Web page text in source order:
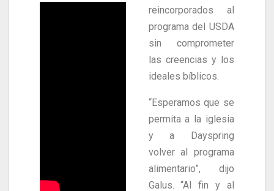
reincorporados al
programa del USDA
sin comprometer
las creencias y los
ideales bíblicos.
“Esperamos que se
permita a la iglesia
y a Dayspring
volver al programa
alimentario”, dijo
Galus. “Al fin y al